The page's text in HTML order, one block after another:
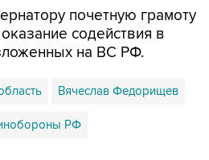
почетную грамоту
содействия в
на ВС РФ.
Вячеслав Федорищев
РФ